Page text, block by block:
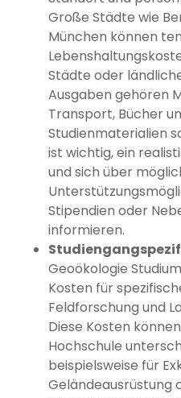
Große Städte wie
München können
Städte oder
Ausgaben gehören
Transport, Bücher
Studienmaterialien
ist wichtig, ein
und sich über
Stipendien oder
informieren.
Geoökologie
Kosten für
Feldforschung und
Diese Kosten
Hochschule
beispielsweise für
Geländeausrüstung